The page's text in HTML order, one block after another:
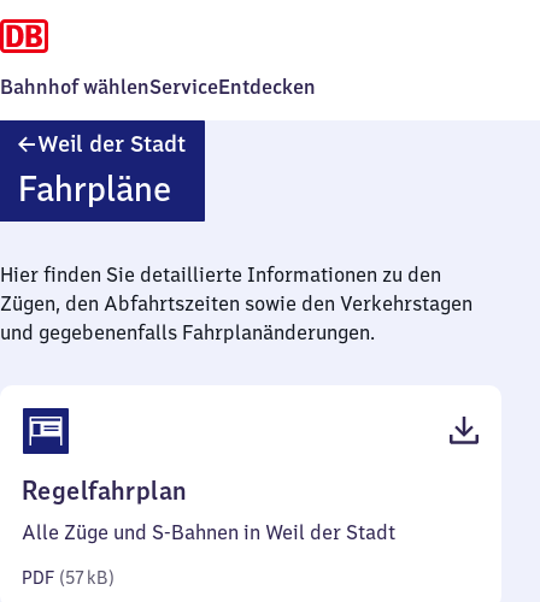
Bahnhof wählenServiceEntdecken
Weil der Stadt
Fahrpläne
Hier finden Sie detaillierte Informationen zu den
Zügen, den Abfahrtszeiten sowie den Verkehrstagen
und gegebenenfalls Fahrplanänderungen.
Regelfahrplan
57
Alle Züge und S-Bahnen in Weil der Stadt
PDF (57 kB)